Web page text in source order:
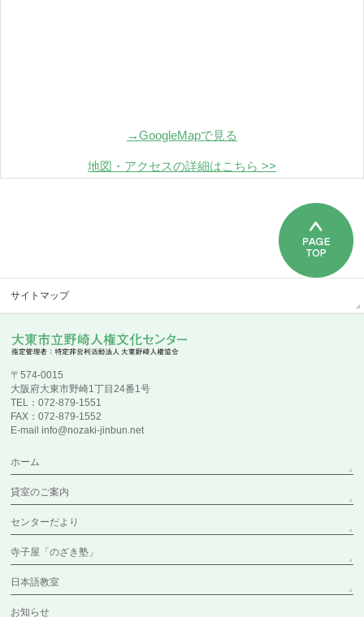
→GoogleMapで見る
地図・アクセスの詳細はこちら >>
サイトマップ
〒574-0015
大阪府大東市野崎1丁目24番1号
TEL：072-879-1551
FAX：072-879-1552
E-mail info@nozaki-jinbun.net
ホーム
貸室のご案内
センターだより
寺子屋「のざき塾」
日本語教室
お知らせ